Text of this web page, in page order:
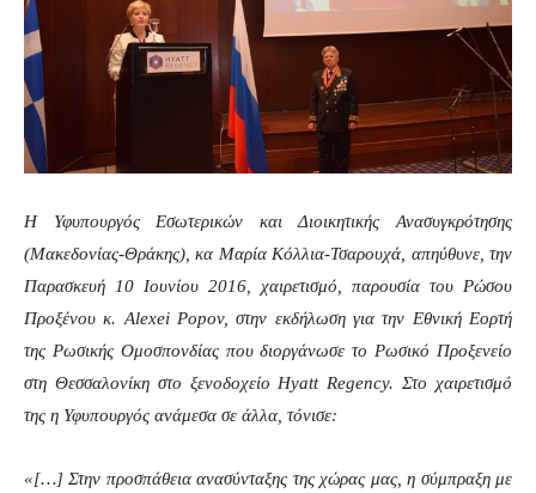
Η Υφυπουργός Εσωτερικών και Διοικητικής Ανασυγκρότησης
(Μακεδονίας-Θράκης), κα Μαρία Κόλλια-Τσαρουχά, απηύθυνε, την
Παρασκευή 10 Ιουνίου 2016, χαιρετισμό, παρουσία του Ρώσου
Προξένου κ. Alexei Popov, στην εκδήλωση για την Εθνική Εορτή
της Ρωσικής Ομοσπονδίας που διοργάνωσε το Ρωσικό Προξενείο
στη Θεσσαλονίκη στο ξενοδοχείο Hyatt Regency. Στο χαιρετισμό
της η Υφυπουργός ανάμεσα σε άλλα, τόνισε:
«[…] Στην προσπάθεια ανασύνταξης της χώρας μας, η σύμπραξη με